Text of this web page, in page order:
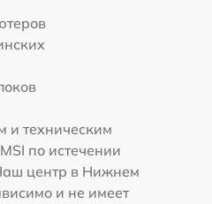
и техническим
по истечении
центр в Нижнем
и не имеет